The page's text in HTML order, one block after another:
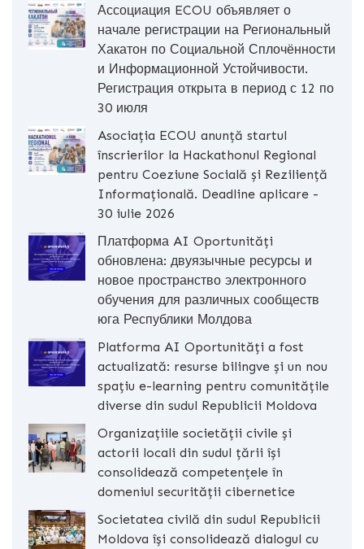
Ассоциация ECOU объявляет о
начале регистрации на Региональный
Хакатон по Социальной Сплочённости
и Информационной Устойчивости.
Регистрация открыта в период с 12 по
30 июля
Asociația ECOU anunță startul
înscrierilor la Hackathonul Regional
pentru Coeziune Socială și Reziliență
Informațională. Deadline aplicare -
30 iulie 2026
Платформа AI Oportunități
обновлена: двуязычные ресурсы и
новое пространство электронного
обучения для различных сообществ
юга Республики Молдова
Platforma AI Oportunități a fost
actualizată: resurse bilingve și un nou
spațiu e-learning pentru comunitățile
diverse din sudul Republicii Moldova
Organizațiile societății civile și
actorii locali din sudul țării își
consolidează competențele în
domeniul securității cibernetice
Societatea civilă din sudul Republicii
Moldova își consolidează dialogul cu